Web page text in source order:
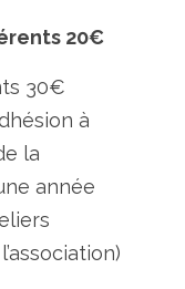
20€
30€
à
la
année